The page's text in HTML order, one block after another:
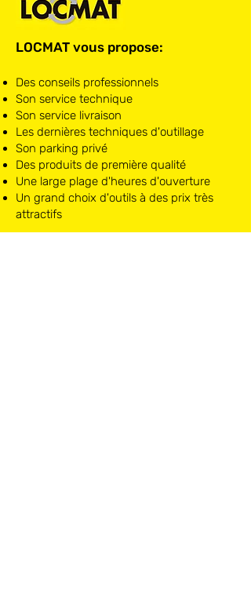
LOCMAT vous propose:
Des conseils professionnels
Son service technique
Son service livraison
Les dernières techniques d'outillage
Son parking privé
Des produits de première qualité
Une large plage d'heures d'ouverture
Un grand choix d'outils à des prix très
attractifs